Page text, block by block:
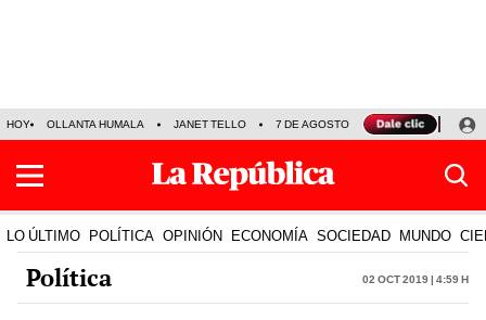
HOY OLLANTA HUMALA JANET TELLO 7 DE AGOSTO TINKA RESULTADOS
LO ÚLTIMO POLÍTICA OPINIÓN ECONOMÍA SOCIEDAD MUNDO
Política 02 Oct 2019 | 4:59 h